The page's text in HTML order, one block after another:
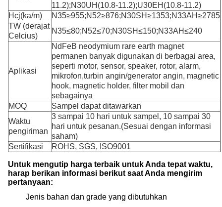
11.2);N30UH(10.8-11.2);U30EH(10.8-11.2)
Hcj(ka/m)
N35≥955;N52≥876;N30SH≥1353;N33AH≥2785
TW (derajat
Celcius)
N35≤80;N52≤70;N30SH≤150;N33AH≤240
Aplikasi
NdFeB neodymium rare earth magnet
permanen banyak digunakan di berbagai area,
seperti motor, sensor, speaker, rotor, alarm,
mikrofon,turbin angin/generator angin, magnetic
hook, magnetic holder, filter mobil dan
sebagainya
MOQ
Sampel dapat ditawarkan
Waktu
pengiriman
3 sampai 10 hari untuk sampel, 10 sampai 30
hari untuk pesanan.(Sesuai dengan informasi
saham)
Sertifikasi
ROHS, SGS, ISO9001
Untuk mengutip harga terbaik untuk Anda tepat waktu,
harap berikan informasi berikut saat Anda mengirim
pertanyaan:
Jenis bahan dan grade yang dibutuhkan